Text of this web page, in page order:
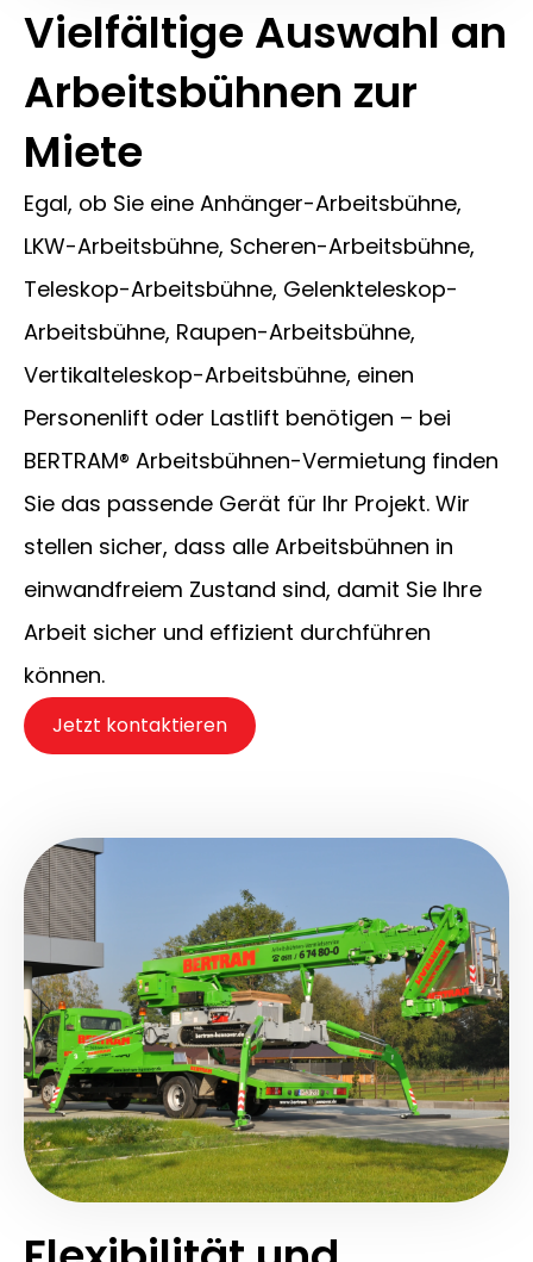
Vielfältige Auswahl an
Arbeitsbühnen zur
Miete
Egal, ob Sie eine Anhänger-Arbeitsbühne,
LKW-Arbeitsbühne, Scheren-Arbeitsbühne,
Teleskop-Arbeitsbühne, Gelenkteleskop-
Arbeitsbühne, Raupen-Arbeitsbühne,
Vertikalteleskop-Arbeitsbühne, einen
Personenlift oder Lastlift benötigen – bei
BERTRAM® Arbeitsbühnen-Vermietung finden
Sie das passende Gerät für Ihr Projekt. Wir
stellen sicher, dass alle Arbeitsbühnen in
einwandfreiem Zustand sind, damit Sie Ihre
Arbeit sicher und effizient durchführen
können.
Jetzt kontaktieren